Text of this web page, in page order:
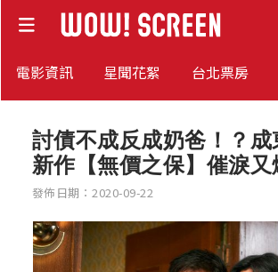
電影資訊 星聞花絮 台北票房
討債不成反成奶爸！？成
新作【無價之保】催淚又
發佈日期：2020-09-22